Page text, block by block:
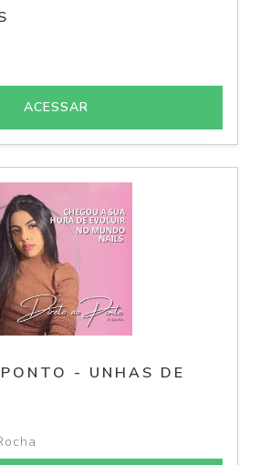
ACESSAR
- UNHAS DE